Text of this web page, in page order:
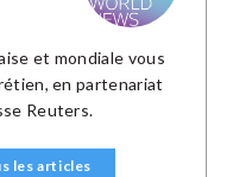
et mondiale vous
en partenariat
Reuters.
les articles